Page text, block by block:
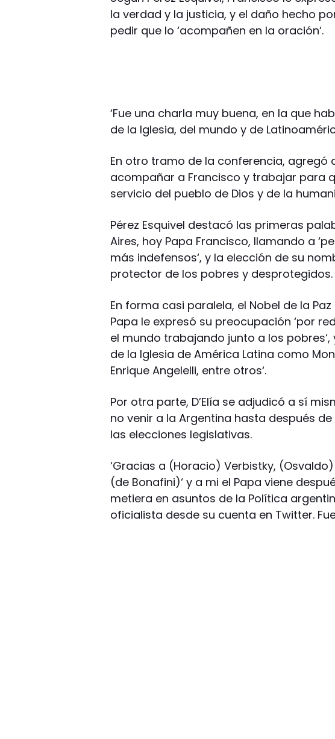
la verdad y la justicia, y el daño hecho
pedir que lo ‘acompañen en la oración‘.
‘Fue una charla muy buena, en la que
de la Iglesia, del mundo y de
En otro tramo de la conferencia, agregó
acompañar a Francisco y trabajar para
servicio del pueblo de Dios y de la
Pérez Esquivel destacó las primeras
Aires, hoy Papa Francisco, llamando a
más indefensos‘, y la elección de su
protector de los pobres y desprotegidos.
En forma casi paralela, el Nobel de la
Papa le expresó su preocupación ‘por
el mundo trabajando junto a los pobres‘,
de la Iglesia de América Latina como
Enrique Angelelli, entre otros‘.
Por otra parte, D’Elía se adjudicó a sí
no venir a la Argentina hasta después
las elecciones legislativas.
‘Gracias a (Horacio) Verbistky,
(de Bonafini)‘ y a mi el Papa viene
metiera en asuntos de la Política
oficialista desde su cuenta en Twitter.